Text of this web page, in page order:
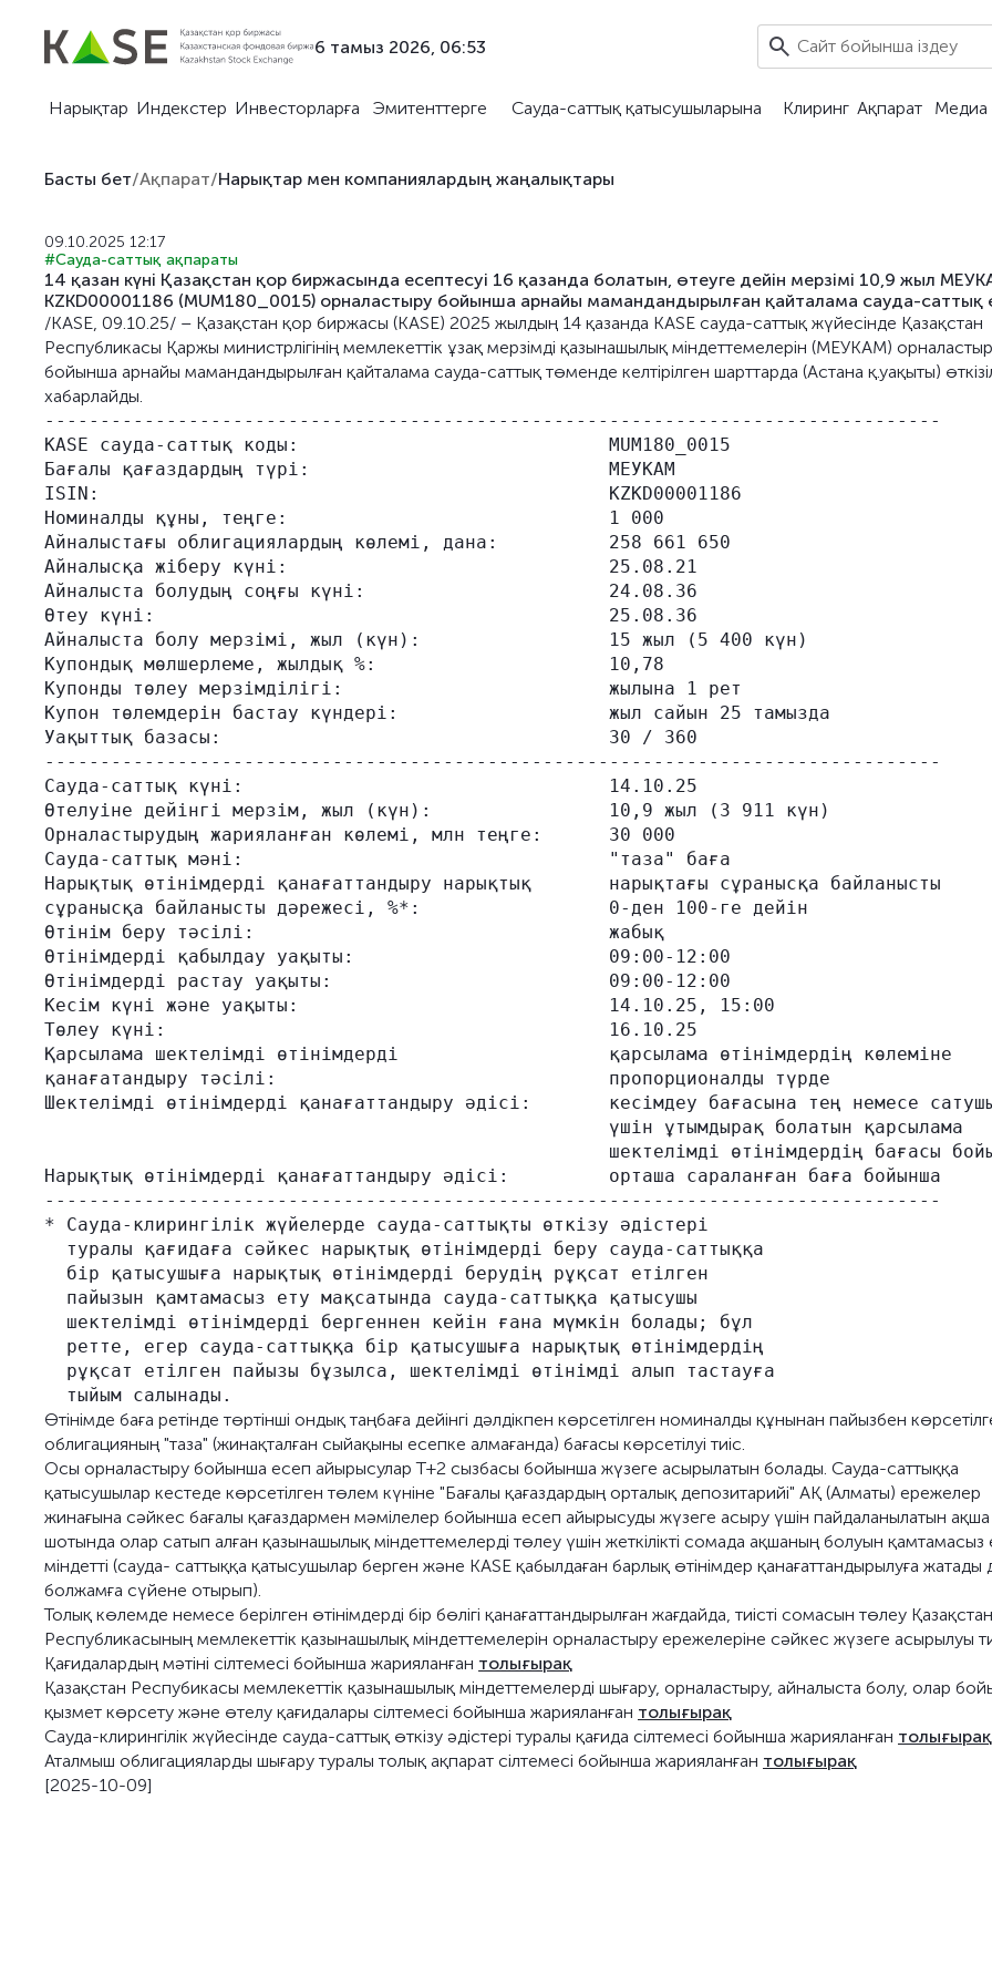
6 тамыз 2026, 06:53
Нарықтар Индекстер Инвесторларға Эмитенттерге Сауда-саттық қатысушыларына Клиринг Ақпарат Медиа
Басты бет/Ақпарат/Нарықтар мен компаниялардың жаңалықтары
09.10.2025 12:17
#Сауда-саттық ақпараты
14 қазан күні Қазақстан қор биржасында есептесуі 16 қазанда болатын, өтеуге дейін мерзімі 10,9 жыл
KZKD00001186 (MUM180_0015) орналастыру бойынша арнайы мамандандырылған қайталама сауда-саттық
/KASE, 09.10.25/ – Қазақстан қор биржасы (KASE) 2025 жылдың 14 қазанда KASE сауда-саттық жүйесінде Қазақстан
Республикасы Қаржы министрлігінің мемлекеттік ұзақ мерзімді қазынашылық міндеттемелерін (МЕУКАМ)
бойынша арнайы мамандандырылған қайталама сауда-саттық төменде келтірілген шарттарда (Астана қ.уақыты)
хабарлайды.
---------------------------------------------------------------------------------
KASE сауда-саттық коды:                            MUM180_0015
Бағалы қағаздардың түрі:                           МЕУКАМ
ISIN:                                              KZKD00001186
Номиналды құны, теңге:                             1 000
Айналыстағы облигациялардың көлемі, дана:          258 661 650
Айналысқа жіберу күні:                             25.08.21
Айналыста болудың соңғы күні:                      24.08.36
Өтеу күні:                                         25.08.36
Айналыста болу мерзімі, жыл (күн):                 15 жыл (5 400 күн)
Купондық мөлшерлеме, жылдық %:                     10,78
Купонды төлеу мерзімділігі:                        жылына 1 рет
Купон төлемдерін бастау күндері:                   жыл сайын 25 тамызда
Уақыттық базасы:                                   30 / 360
---------------------------------------------------------------------------------
Сауда-саттық күні:                                 14.10.25
Өтелуіне дейінгі мерзім, жыл (күн):                10,9 жыл (3 911 күн)
Орналастырудың жарияланған көлемі, млн теңге:      30 000
Сауда-саттық мәні:                                 "таза" баға
Нарықтық өтінімдерді қанағаттандыру нарықтық       нарықтағы сұранысқа байланысты
сұранысқа байланысты дәрежесі, %*:                 0-ден 100-ге дейін
Өтінім беру тәсілі:                                жабық
Өтінімдерді қабылдау уақыты:                       09:00-12:00
Өтінімдерді растау уақыты:                         09:00-12:00
Кесім күні және уақыты:                            14.10.25, 15:00
Төлеу күні:                                        16.10.25
Қарсылама шектелімді өтінімдерді                   қарсылама өтінімдердің көлеміне
қанағатандыру тәсілі:                              пропорционалды түрде
Шектелімді өтінімдерді қанағаттандыру әдісі:       кесімдеу бағасына тең немесе
                                                   үшін ұтымдырақ болатын қарсылама
шектелімді өтінімдердің бағасы
Нарықтық өтінімдерді қанағаттандыру әдісі:         орташа сараланған баға бойынша
---------------------------------------------------------------------------------
* Сауда-клирингілік жүйелерде сауда-саттықты өткізу әдістері
  туралы қағидаға сәйкес нарықтық өтінімдерді беру сауда-саттыққа
  бір қатысушыға нарықтық өтінімдерді берудің рұқсат етілген
  пайызын қамтамасыз ету мақсатында сауда-саттыққа қатысушы
  шектелімді өтінімдерді бергеннен кейін ғана мүмкін болады; бұл
  ретте, егер сауда-саттыққа бір қатысушыға нарықтық өтінімдердің
  рұқсат етілген пайызы бұзылса, шектелімді өтінімді алып тастауға
Өтінімде баға ретінде төртінші ондық таңбаға дейінгі дәлдікпен көрсетілген номиналды құнынан пайызбен
облигацияның "таза" (жинақталған сыйақыны есепке алмағанда) бағасы көрсетілуі тиіс.
Осы орналастыру бойынша есеп айырысулар Т+2 сызбасы бойынша жүзеге асырылатын болады. Сауда-саттыққа
қатысушылар кестеде көрсетілген төлем күніне "Бағалы қағаздардың орталық депозитарийі" АҚ (Алматы) ережелер
жинағына сәйкес бағалы қағаздармен мәмілелер бойынша есеп айырысуды жүзеге асыру үшін пайдаланылатын ақша
шотында олар сатып алған қазынашылық міндеттемелерді төлеу үшін жеткілікті сомада ақшаның болуын қамтамасыз
міндетті (сауда- саттыққа қатысушылар берген және KASE қабылдаған барлық өтінімдер қанағаттандырылуға жатады
болжамға сүйене отырып).
Толық көлемде немесе берілген өтінімдерді бір бөлігі қанағаттандырылған жағдайда, тиісті сомасын төлеу Қазақстан
Республикасының мемлекеттік қазынашылық міндеттемелерін орналастыру ережелеріне сәйкес жүзеге асырылуы
Қағидалардың мәтіні сілтемесі бойынша жарияланған толығырақ
Қазақстан Респубикасы мемлекеттік қазынашылық міндеттемелерді шығару, орналастыру, айналыста болу, олар
қызмет көрсету және өтелу қағидалары сілтемесі бойынша жарияланған толығырақ
Сауда-клирингілік жүйесінде сауда-саттық өткізу әдістері туралы қағида сілтемесі бойынша жарияланған толығырақ
Аталмыш облигацияларды шығару туралы толық ақпарат сілтемесі бойынша жарияланған толығырақ
[2025-10-09]